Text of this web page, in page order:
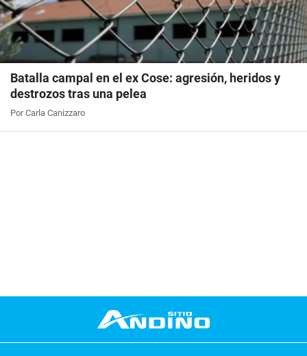
Batalla campal en el ex Cose: agresión, heridos y
destrozos tras una pelea
Por Carla Canizzaro